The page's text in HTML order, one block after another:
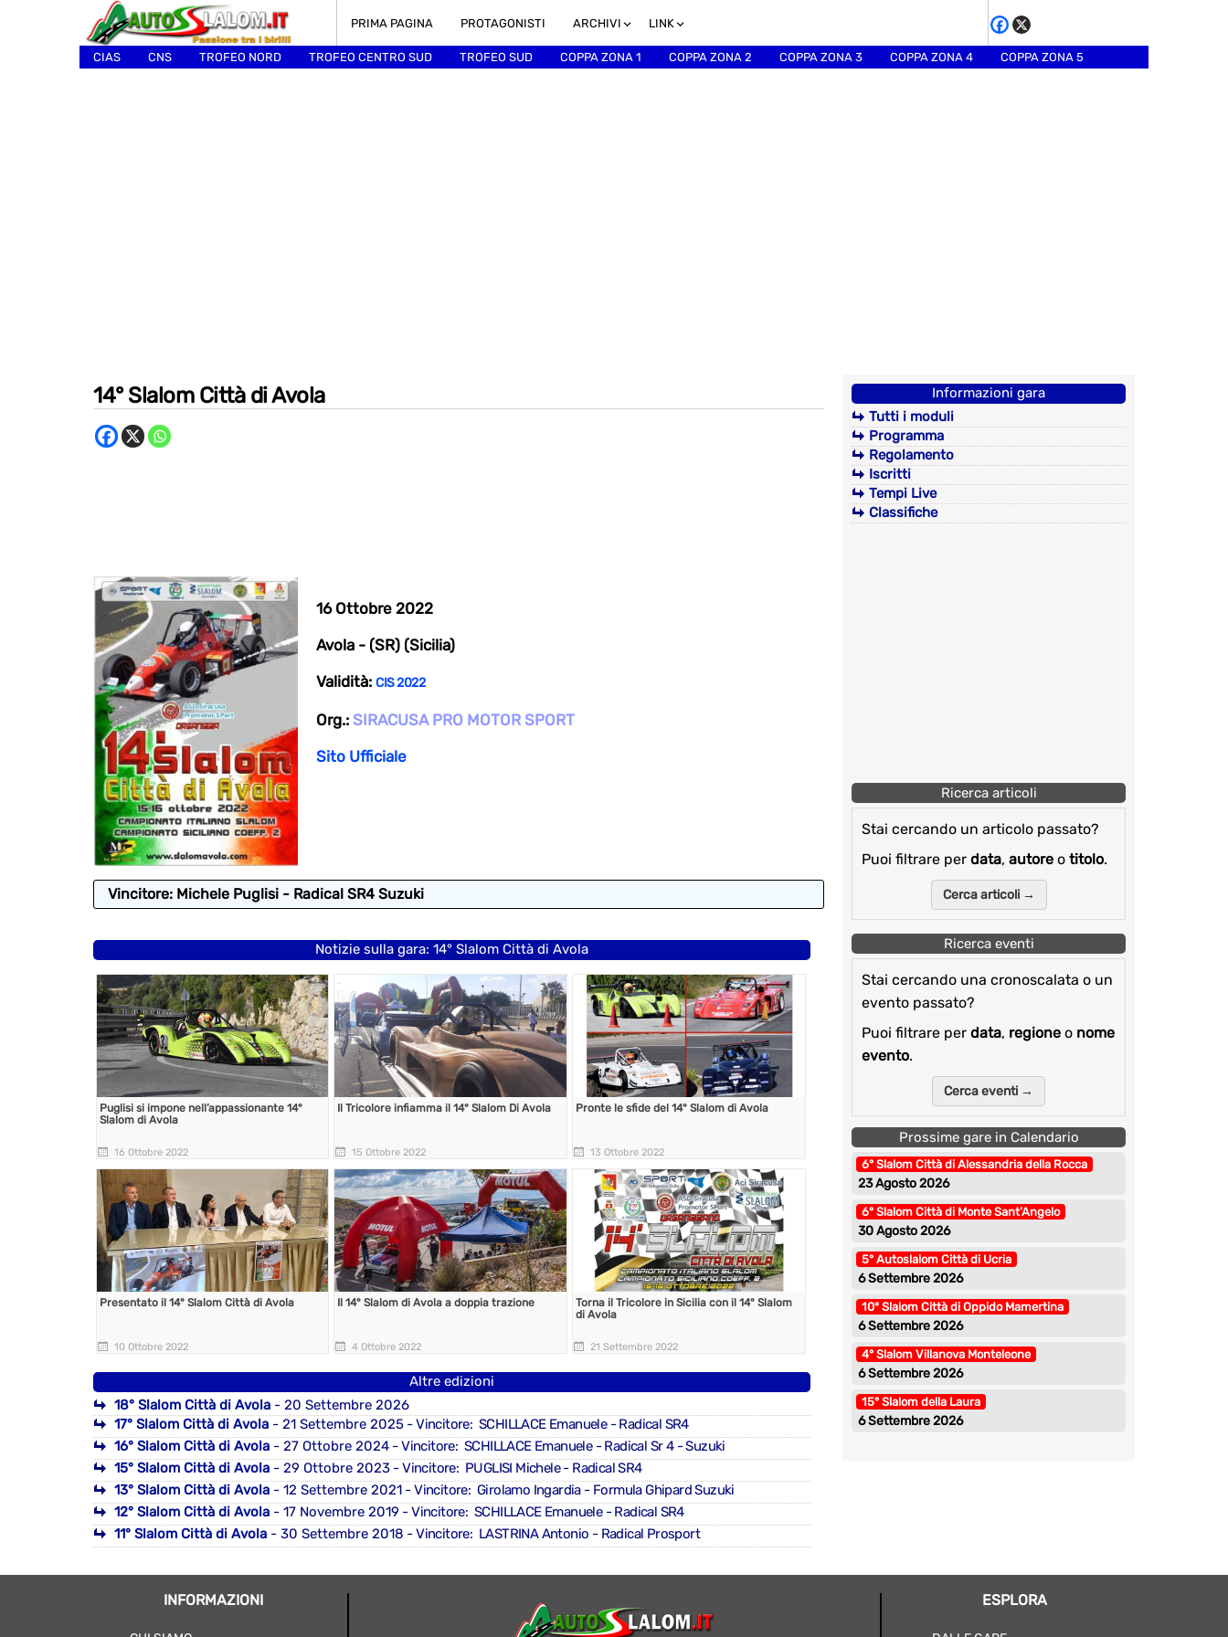
PRIMA PAGINA PROTAGONISTI ARCHIVI LINK
CIAS CNS TROFEO NORD TROFEO CENTRO SUD TROFEO SUD COPPA ZONA 1 COPPA ZONA 2 COPPA ZONA 3 COPPA ZONA 4
COPPA ZONA 5
14° Slalom Città di Avola
16 Ottobre 2022
Avola - (SR) (Sicilia)
Validità: CIS 2022
Org.: SIRACUSA PRO MOTOR SPORT
Sito Ufficiale
Vincitore: Michele Puglisi - Radical SR4 Suzuki
Informazioni gara
Tutti i moduli
Programma
Regolamento
Iscritti
Tempi Live
Classifiche
Ricerca articoli
Stai cercando un articolo passato?
Puoi filtrare per data, autore o titolo.
Cerca articoli →
Ricerca eventi
Stai cercando una cronoscalata o un
evento passato?
Puoi filtrare per data, regione o nome
evento.
Cerca eventi →
Prossime gare in Calendario
6° Slalom Città di Alessandria della Rocca
23 Agosto 2026
6° Slalom Città di Monte Sant’Angelo
30 Agosto 2026
5° Autoslalom Città di Ucria
6 Settembre 2026
10° Slalom Città di Oppido Mamertina
6 Settembre 2026
4° Slalom Villanova Monteleone
6 Settembre 2026
15° Slalom della Laura
6 Settembre 2026
Notizie sulla gara: 14° Slalom Città di Avola
Puglisi si impone nell’appassionante 14°
Slalom di Avola
16 Ottobre 2022
Il Tricolore infiamma il 14° Slalom Di Avola
15 Ottobre 2022
Pronte le sfide del 14° Slalom di Avola
13 Ottobre 2022
Presentato il 14° Slalom Città di Avola
10 Ottobre 2022
Il 14° Slalom di Avola a doppia trazione
4 Ottobre 2022
Torna il Tricolore in Sicilia con il 14° Slalom
di Avola
21 Settembre 2022
Altre edizioni
18° Slalom Città di Avola - 20 Settembre 2026
17° Slalom Città di Avola - 21 Settembre 2025 - Vincitore: SCHILLACE Emanuele - Radical SR4
16° Slalom Città di Avola - 27 Ottobre 2024 - Vincitore: SCHILLACE Emanuele - Radical Sr 4 - Suzuki
15° Slalom Città di Avola - 29 Ottobre 2023 - Vincitore: PUGLISI Michele - Radical SR4
13° Slalom Città di Avola - 12 Settembre 2021 - Vincitore: Girolamo Ingardia - Formula Ghipard Suzuki
12° Slalom Città di Avola - 17 Novembre 2019 - Vincitore: SCHILLACE Emanuele - Radical SR4
11° Slalom Città di Avola - 30 Settembre 2018 - Vincitore: LASTRINA Antonio - Radical Prosport
INFORMAZIONI ESPLORA